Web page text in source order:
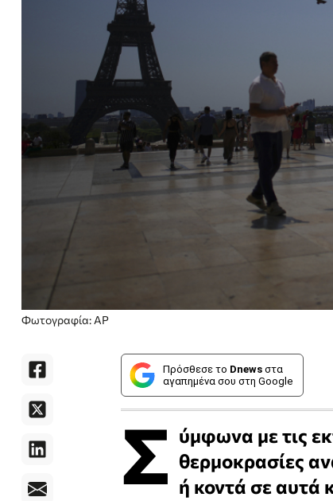
Φωτογραφία: AP
Πρόσθεσε το Dnews στα
αγαπημένα σου στη Google
Σ ύμφωνα με τις
θερμοκρασίες
ή κοντά σε αυτά